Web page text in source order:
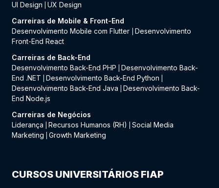
UI Design
UX Design
Carreiras de Mobile & Front-End
Desenvolvimento Mobile com Flutter
Desenvolvimento
Front-End React
Carreiras de Back-End
Desenvolvimento Back-End PHP
Desenvolvimento Back-
End .NET
Desenvolvimento Back-End Python
Desenvolvimento Back-End Java
Desenvolvimento Back-
End Node.js
Carreiras de Negócios
Liderança
Recursos Humanos (RH)
Social Media
Marketing
Growth Marketing
CURSOS UNIVERSITÁRIOS FIAP